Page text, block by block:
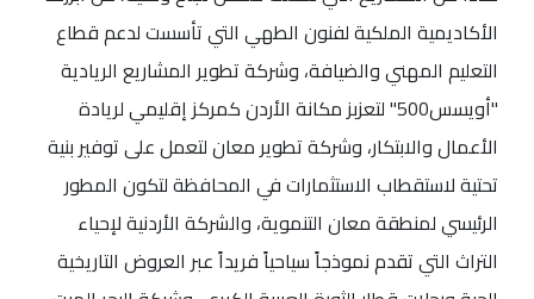
الأكاديمية الملكية لفنون الطهي التي تأسست لدعم قطاع
التعليم المهني والضيافة، وشركة تطوير المشاريع الريادية
"أويسس500" لتعزبز مكانة الأردن كمركز إقليمي لريادة
الأعمال والابتكار، وشركة تطوير معان لتعمل على توفير بنية
تحتية لاستقطاب الاستثمارات في المحافظة لتكون المطور
الرئيسي لمنطقة معان التنموية، والشركة الأردنية لإحياء
التراث التي تقدم نموذجاً سياحياً فريداً عبر العروض التاريخية